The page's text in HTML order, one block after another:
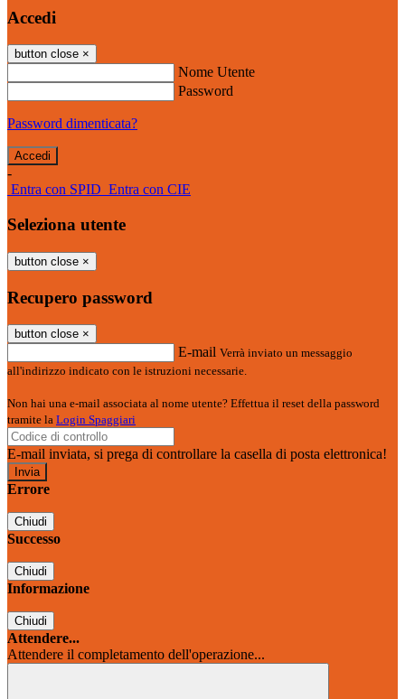
Accedi
button close ×
Nome Utente
Password
Password dimenticata?
-
Entra con SPID Entra con CIE
Seleziona utente
button close ×
Recupero password
button close ×
E-mail Verrà inviato un messaggio
all'indirizzo indicato con le istruzioni necessarie.
Non hai una e-mail associata al nome utente? Effettua il reset della password
tramite la Login Spaggiari
E-mail inviata, si prega di controllare la casella di posta elettronica!
Errore
Chiudi
Successo
Chiudi
Informazione
Chiudi
Attendere...
Attendere il completamento dell'operazione...